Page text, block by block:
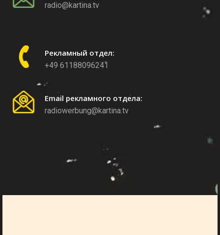
radio@kartina.tv
Рекламный отдел:
+49 61188096241
Email рекламного отдела:
radiowerbung@kartina.tv